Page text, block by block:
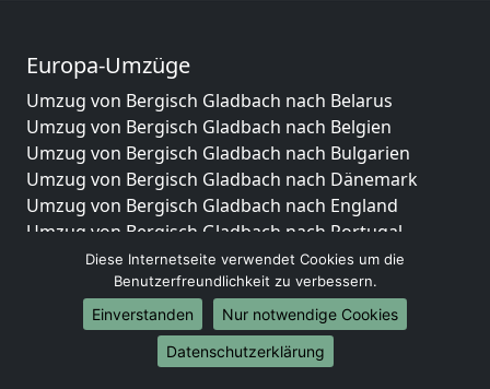
Europa-Umzüge
Umzug von Bergisch Gladbach nach Belarus
Umzug von Bergisch Gladbach nach Belgien
Umzug von Bergisch Gladbach nach Bulgarien
Umzug von Bergisch Gladbach nach Dänemark
Umzug von Bergisch Gladbach nach England
Umzug von Bergisch Gladbach nach Portugal
Umzug von Bergisch Gladbach nach Bosnien
und Herzegowina
Umzug von Bergisch Gladbach nach Irland
Umzug von Bergisch Gladbach nach Lettland
Umzug von Bergisch Gladbach nach Zypern
Diese Internetseite verwendet Cookies um die
Benutzerfreundlichkeit zu verbessern.
Einverstanden
Nur notwendige Cookies
Datenschutzerklärung